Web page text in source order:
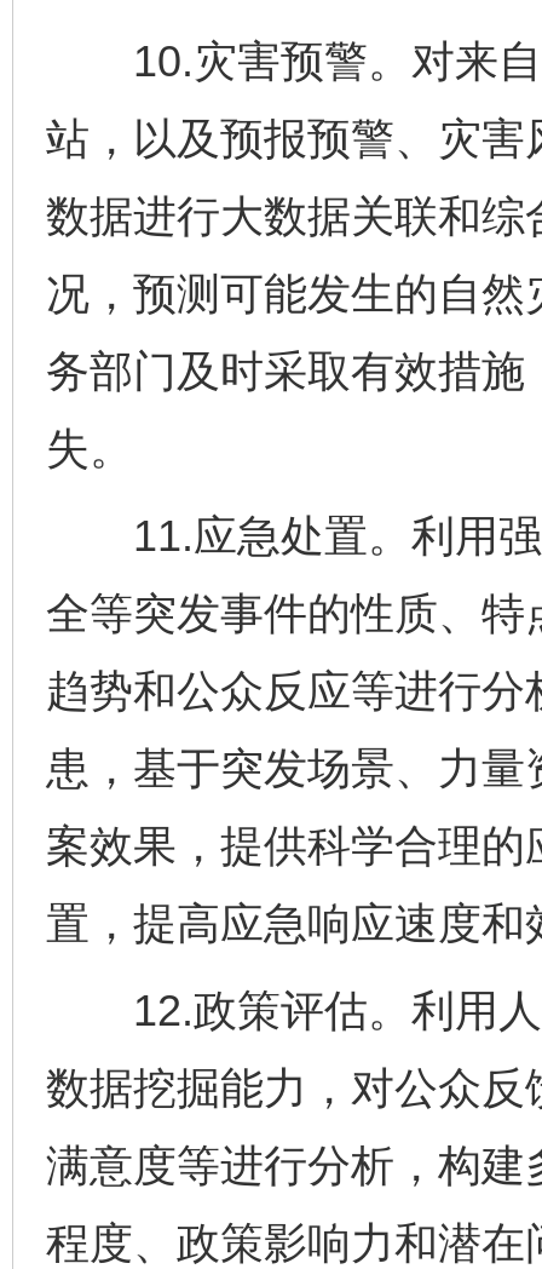
10.灾害预警。对来自
站，以及预报预警、灾
数据进行大数据关联和
况，预测可能发生的自
务部门及时采取有效措
失。
11.应急处置。利用强
全等突发事件的性质、
趋势和公众反应等进行
患，基于突发场景、力
案效果，提供科学合理
置，提高应急响应速度和
12.政策评估。利用人
数据挖掘能力，对公众
满意度等进行分析，构
程度、政策影响力和潜